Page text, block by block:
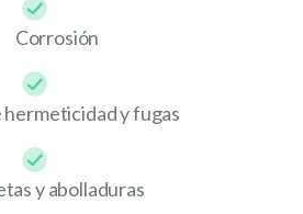
Corrosión
hermeticidad y fugas
y abolladuras